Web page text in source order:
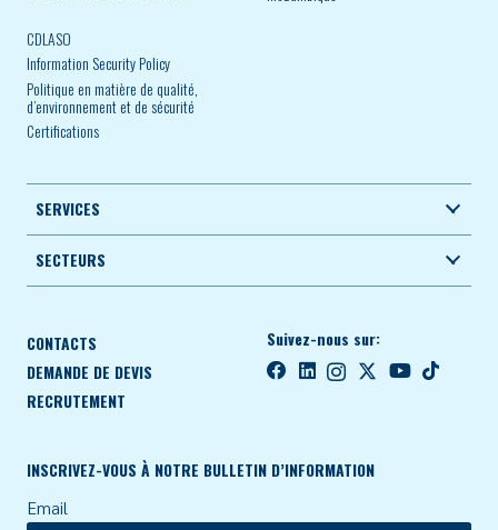
CDLASO
Information Security Policy
Politique en matière de qualité,
d’environnement et de sécurité
Certifications
SERVICES
SECTEURS
CONTACTS
DEMANDE DE DEVIS
RECRUTEMENT
Suivez-nous sur:
INSCRIVEZ-VOUS À NOTRE BULLETIN D’INFORMATION
Email